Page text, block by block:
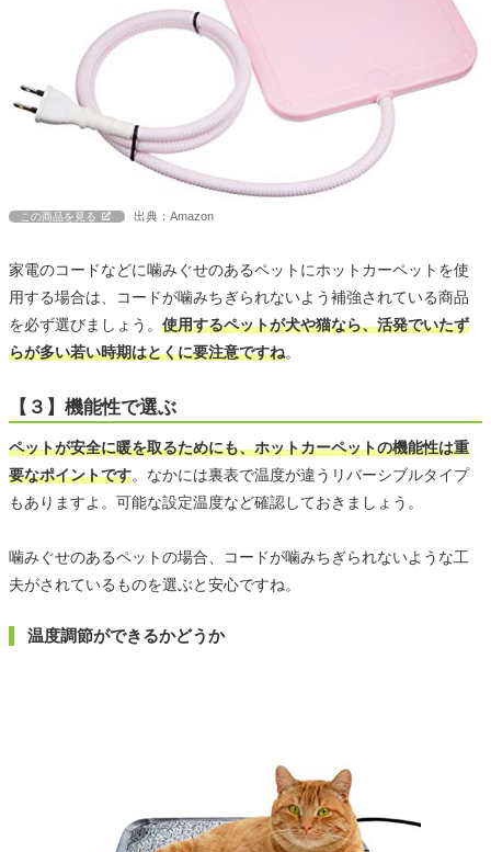
この商品を見る 出典：Amazon
家電のコードなどに噛みぐせのあるペットにホットカーペットを使
用する場合は、コードが噛みちぎられないよう補強されている商品
を必ず選びましょう。 使用するペットが犬や猫なら、活発でいたず
らが多い若い時期はとくに要注意ですね。
【３】機能性で選ぶ
ペットが安全に暖を取るためにも、ホットカーペットの機能性は重
要なポイントです。なかには裏表で温度が違うリバーシブルタイプ
もありますよ。可能な設定温度など確認しておきましょう。
噛みぐせのあるペットの場合、コードが噛みちぎられないような工
夫がされているものを選ぶと安心ですね。
温度調節ができるかどうか